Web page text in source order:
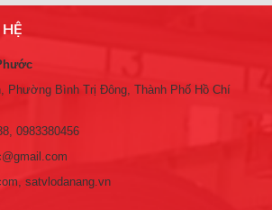
Phường Bình Trị Đông, Thành Phố Hồ Chí
0983380456
satvlodanang.vn